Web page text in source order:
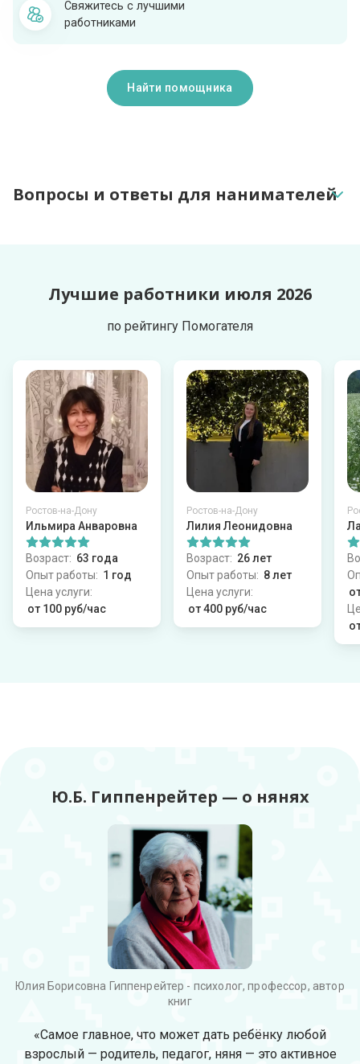
Свяжитесь с лучшими
работниками
Найти помощника
Вопросы и ответы для нанимателей
На основании чего формируется рейтинг?
Как посмотреть отзывы о работниках?
Лучшие работники июля 2026
по рейтингу Помогателя
Ростов-на-Дону
Ильмира Анваровна
Возраст: 63 года
Опыт работы: 1 год
Цена услуги:
от 100 руб/час
Ростов-на-Дону
Лилия Леонидовна
Возраст: 26 лет
Опыт работы: 8 лет
Цена услуги:
от 400 руб/час
Ю.Б. Гиппенрейтер — о нянях
Юлия Борисовна Гиппенрейтер - психолог, профессор, автор
книг
«Самое главное, что может дать ребёнку любой
взрослый — родитель, педагог, няня — это активное